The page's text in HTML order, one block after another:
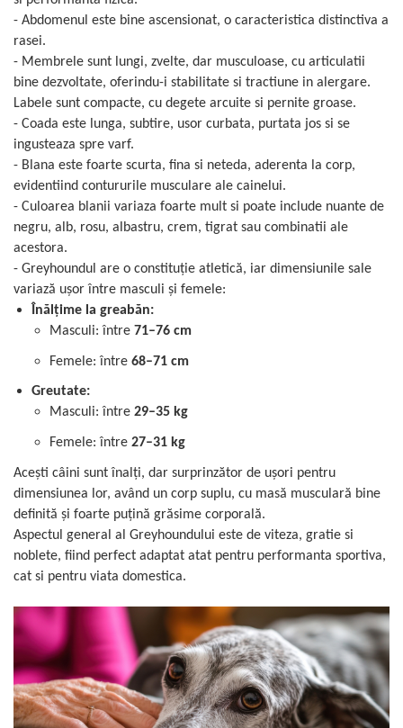
- Abdomenul este bine ascensionat, o caracteristica distinctiva a
rasei.
- Membrele sunt lungi, zvelte, dar musculoase, cu articulatii
bine dezvoltate, oferindu-i stabilitate si tractiune in alergare.
Labele sunt compacte, cu degete arcuite si pernite groase.
- Coada este lunga, subtire, usor curbata, purtata jos si se
ingusteaza spre varf.
- Blana este foarte scurta, fina si neteda, aderenta la corp,
evidentiind contururile musculare ale cainelui.
- Culoarea blanii variaza foarte mult si poate include nuante de
negru, alb, rosu, albastru, crem, tigrat sau combinatii ale
acestora.
- Greyhoundul are o constituție atletică, iar dimensiunile sale
variază ușor între masculi și femele:
Înălțime la greabăn:
Masculi: între 71–76 cm
Femele: între 68–71 cm
Greutate:
Masculi: între 29–35 kg
Femele: între 27–31 kg
Acești câini sunt înalți, dar surprinzător de ușori pentru
dimensiunea lor, având un corp suplu, cu masă musculară bine
definită și foarte puțină grăsime corporală.
Aspectul general al Greyhoundului este de viteza, gratie si
noblete, fiind perfect adaptat atat pentru performanta sportiva,
cat si pentru viata domestica.